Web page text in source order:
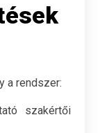
a rendszer:
szakértői